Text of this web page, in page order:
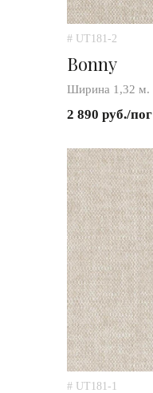
# UT181-2
Bonny
Ширина 1,32 м.
2 890 руб./пог
# UT181-1